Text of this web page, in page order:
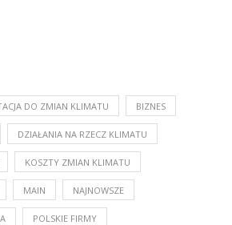
DO ZMIAN KLIMATU BIZNES
DZIAŁANIA NA RZECZ KLIMATU
KOSZTY ZMIAN KLIMATU
MAIN NAJNOWSZE
POLSKIE FIRMY